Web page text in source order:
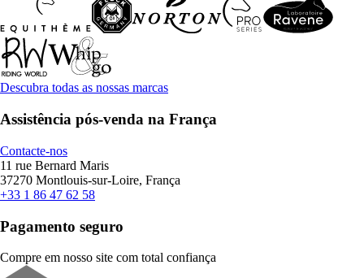
Descubra todas as nossas marcas
Assistência pós-venda na França
Contacte-nos
11 rue Bernard Maris
37270 Montlouis-sur-Loire, França
+33 1 86 47 62 58
Pagamento seguro
Compre em nosso site com total confiança